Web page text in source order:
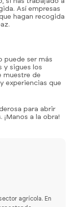
722 84 39
Así empresas
hagan recogida
puede ser más
y sigues los
muestre de
experiencias que
para abrir
a la obra!
agrícola. En